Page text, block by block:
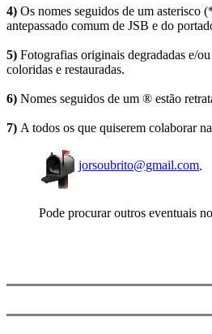
4) Os nomes seguidos de um asterisco
antepassado comum de JSB e do
5) Fotografias originais degradadas e/
coloridas e restauradas.
6) Nomes seguidos de um ® estão
7) A todos os que quiserem colaborar
jorsoubrito@gmail.com
Pode procurar outros eventuais